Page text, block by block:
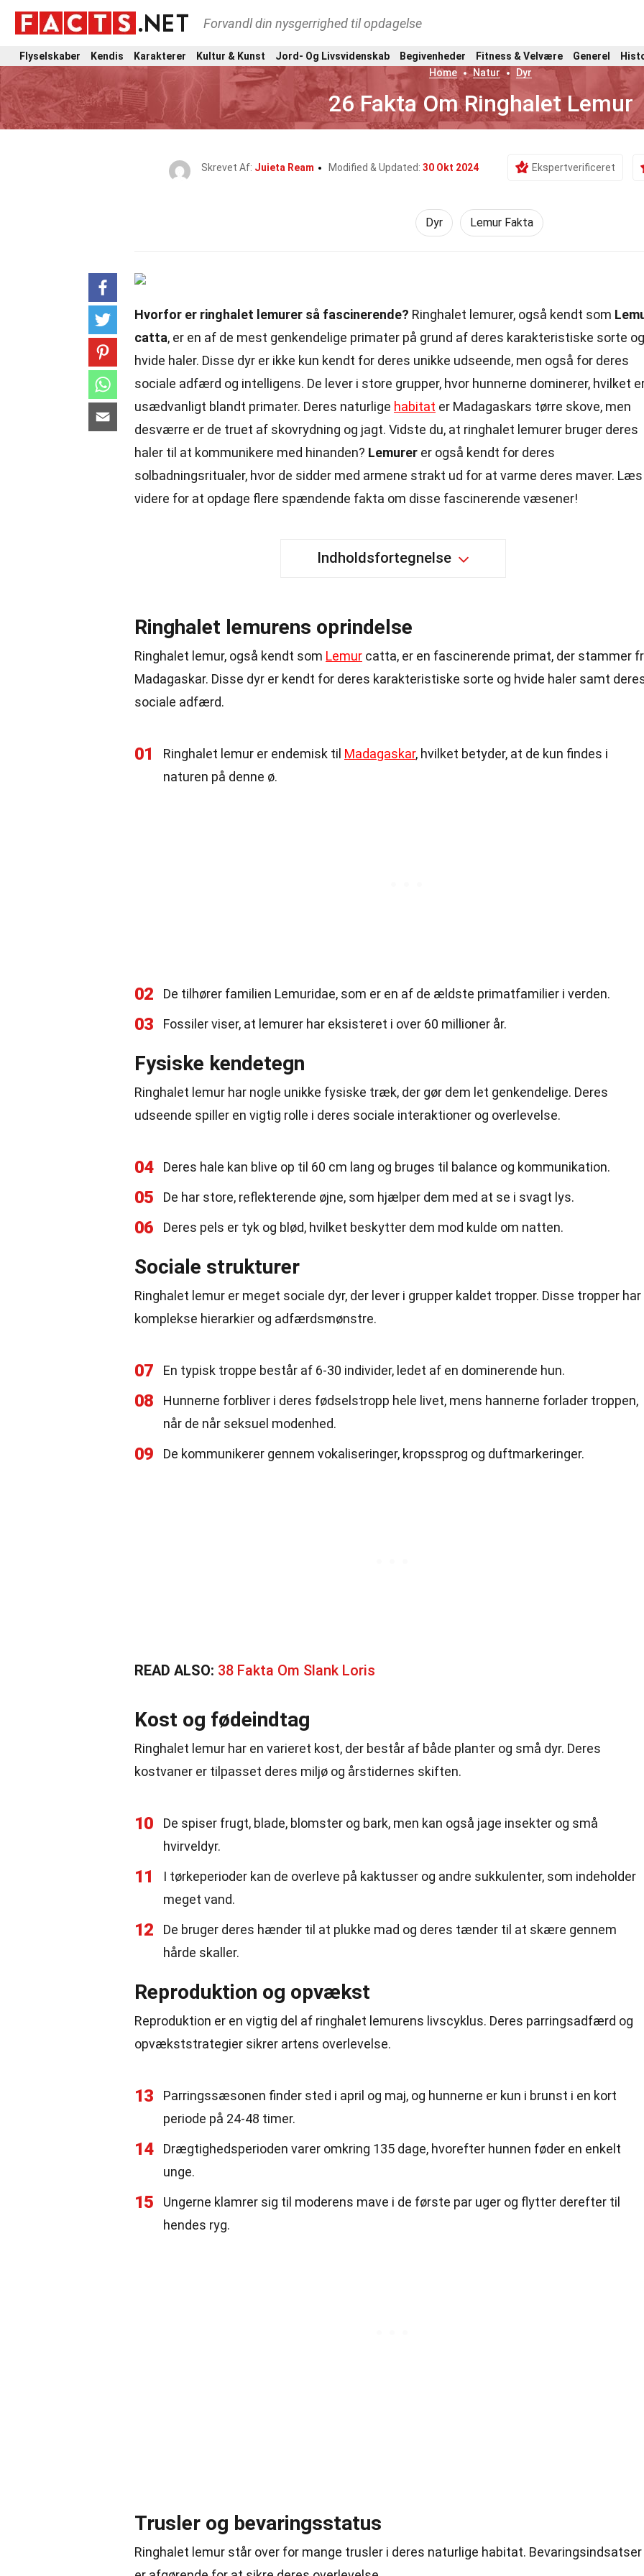
Forvandl din nysgerrighed til opdagelse
Flyselskaber Kendis Karakterer Kultur & Kunst Jord- Og Livsvidenskab Begivenheder Fitness & Velvære Generel
Home
Natur Dyr
26 Fakta Om Ringhalet Lemur
Skrevet Af: Juieta Ream Modified & Updated: 30 Okt 2024 Ekspertverificeret
Dyr Lemur Fakta
Hvorfor er ringhalet lemurer så fascinerende? Ringhalet lemurer, også kendt som
catta, er en af de mest genkendelige primater på grund af deres karakteristiske sorte og
hvide haler. Disse dyr er ikke kun kendt for deres unikke udseende, men også for deres
sociale adfærd og intelligens. De lever i store grupper, hvor hunnerne dominerer, hvilket
usædvanligt blandt primater. Deres naturlige habitat er Madagaskars tørre skove, men
desværre er de truet af skovrydning og jagt. Vidste du, at ringhalet lemurer bruger deres
haler til at kommunikere med hinanden? Lemurer er også kendt for deres
solbadningsritualer, hvor de sidder med armene strakt ud for at varme deres maver. Læs
videre for at opdage flere spændende fakta om disse fascinerende væsener!
Indholdsfortegnelse
Ringhalet lemurens oprindelse
Ringhalet lemur, også kendt som Lemur catta, er en fascinerende primat, der stammer
Madagaskar. Disse dyr er kendt for deres karakteristiske sorte og hvide haler samt
sociale adfærd.
01 Ringhalet lemur er endemisk til Madagaskar, hvilket betyder, at de kun findes i
naturen på denne ø.
02 De tilhører familien Lemuridae, som er en af de ældste primatfamilier i verden.
03 Fossiler viser, at lemurer har eksisteret i over 60 millioner år.
Fysiske kendetegn
Ringhalet lemur har nogle unikke fysiske træk, der gør dem let genkendelige. Deres
udseende spiller en vigtig rolle i deres sociale interaktioner og overlevelse.
04 Deres hale kan blive op til 60 cm lang og bruges til balance og kommunikation.
05 De har store, reflekterende øjne, som hjælper dem med at se i svagt lys.
06 Deres pels er tyk og blød, hvilket beskytter dem mod kulde om natten.
Sociale strukturer
Ringhalet lemur er meget sociale dyr, der lever i grupper kaldet tropper. Disse tropper har
komplekse hierarkier og adfærdsmønstre.
07 En typisk troppe består af 6-30 individer, ledet af en dominerende hun.
08
Hunnerne forbliver i deres fødselstropp hele livet, mens hannerne forlader troppen,
når de når seksuel modenhed.
09 De kommunikerer gennem vokaliseringer, kropssprog og duftmarkeringer.
READ ALSO: 38 Fakta Om Slank Loris
Kost og fødeindtag
Ringhalet lemur har en varieret kost, der består af både planter og små dyr. Deres
kostvaner er tilpasset deres miljø og årstidernes skiften.
10
De spiser frugt, blade, blomster og bark, men kan også jage insekter og små
hvirveldyr.
11
I tørkeperioder kan de overleve på kaktusser og andre sukkulenter, som indeholder
meget vand.
12
De bruger deres hænder til at plukke mad og deres tænder til at skære gennem
hårde skaller.
Reproduktion og opvækst
Reproduktion er en vigtig del af ringhalet lemurens livscyklus. Deres parringsadfærd og
opvækststrategier sikrer artens overlevelse.
13
Parringssæsonen finder sted i april og maj, og hunnerne er kun i brunst i en kort
periode på 24-48 timer.
14
Drægtighedsperioden varer omkring 135 dage, hvorefter hunnen føder en enkelt
unge.
15
Ungerne klamrer sig til moderens mave i de første par uger og flytter derefter til
hendes ryg.
Trusler og bevaringsstatus
Ringhalet lemur står over for mange trusler i deres naturlige habitat. Bevaringsindsatser